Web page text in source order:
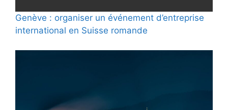
Genève : organiser un événement d’entreprise
international en Suisse romande